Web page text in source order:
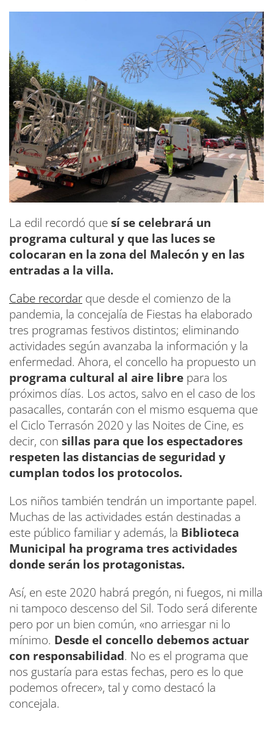
La edil recordó quesí se celebrará un
programa cultural y que las luces se
colocaran en la zona del Malecón y en las
entradas a la villa.
Cabe recordar que desde el comienzo de la
pandemia, la concejalía de Fiestas ha elaborado
tres programas festivos distintos; eliminando
actividades según avanzaba la información y la
enfermedad. Ahora, el concello ha propuesto un
programa cultural al aire libre para los
próximos días. Los actos, salvo en el caso de los
pasacalles, contarán con el mismo esquema que
el Ciclo Terrasón 2020 y las Noites de Cine, es
decir, con sillas para que los espectadores
respeten las distancias de seguridad y
cumplan todos los protocolos.
Los niños también tendrán un importante papel.
Muchas de las actividades están destinadas a
este público familiar y además, la Biblioteca
Municipal ha programa tres actividades
donde serán los protagonistas.
Así, en este 2020 habrá pregón, ni fuegos, ni milla
ni tampoco descenso del Sil. Todo será diferente
pero por un bien común, «no arriesgar ni lo
mínimo. Desde el concello debemos actuar
con responsabilidad. No es el programa que
nos gustaría para estas fechas, pero es lo que
podemos ofrecer», tal y como destacó la
concejala.